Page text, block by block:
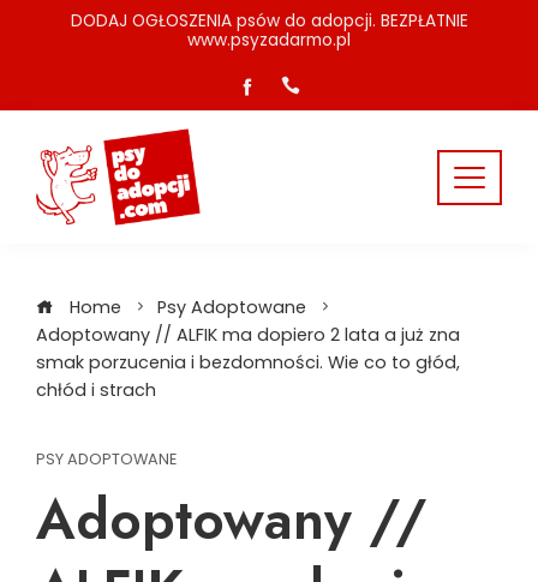
DODAJ OGŁOSZENIA psów do adopcji. BEZPŁATNIE
www.psyzadarmo.pl
Home
Psy Adoptowane
Adoptowany // ALFIK ma dopiero 2 lata a już zna
smak porzucenia i bezdomności. Wie co to głód,
chłód i strach
PSY ADOPTOWANE
Adoptowany //